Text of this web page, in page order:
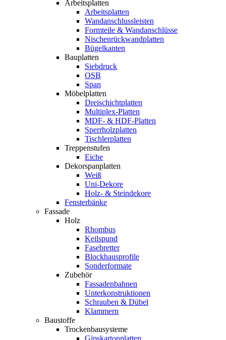
Arbeitsplatten
Arbeitsplatten
Wandanschlussleisten
Formteile & Wandanschlüsse
Nischenrückwandplatten
Bügelkanten
Bauplatten
Siebdruck
OSB
Span
Möbelplatten
Dreischichtplatten
Multiplex-Platten
MDF- & HDF-Platten
Sperrholzplatten
Tischlerplatten
Treppenstufen
Eiche
Dekorspanplatten
Weiß
Uni-Dekore
Holz- & Steindekore
Fensterbänke
Fassade
Holz
Rhombus
Keilspund
Fasebretter
Blockhausprofile
Sonderformate
Zubehör
Fassadenbahnen
Unterkonstruktionen
Schrauben & Dübel
Klammern
Baustoffe
Trockenbausysteme
Gipskartonplatten